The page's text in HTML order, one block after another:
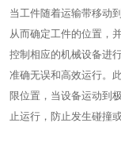
当工件随着运输带移动
从而确定工件的位置，
控制相应的机械设备进
准确无误和高效运行。
限位置，当设备运动到
止运行，防止发生碰撞